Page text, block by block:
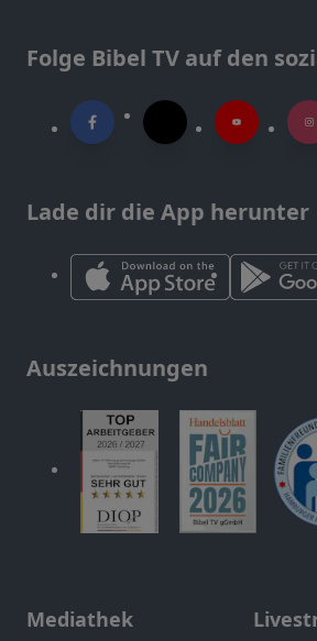
Folge Bibel TV auf den
Lade dir die App herunter
Auszeichnungen
Mediathek